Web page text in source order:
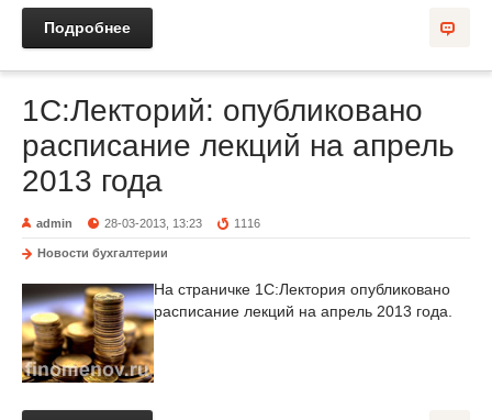
Подробнее
1С:Лекторий: опубликовано
расписание лекций на апрель
2013 года
admin 28-03-2013, 13:23 1116
Новости бухгалтерии
На страничке 1С:Лектория опубликовано
расписание лекций на апрель 2013 года.